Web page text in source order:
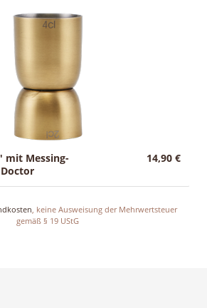
mit Messing-
14,90 €
, keine Ausweisung der Mehrwertsteuer
gemäß § 19 UStG